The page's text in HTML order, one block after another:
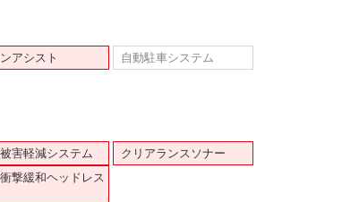
アシスト
自動駐車システム
害軽減システム
クリアランスソナー
撃緩和ヘッドレス